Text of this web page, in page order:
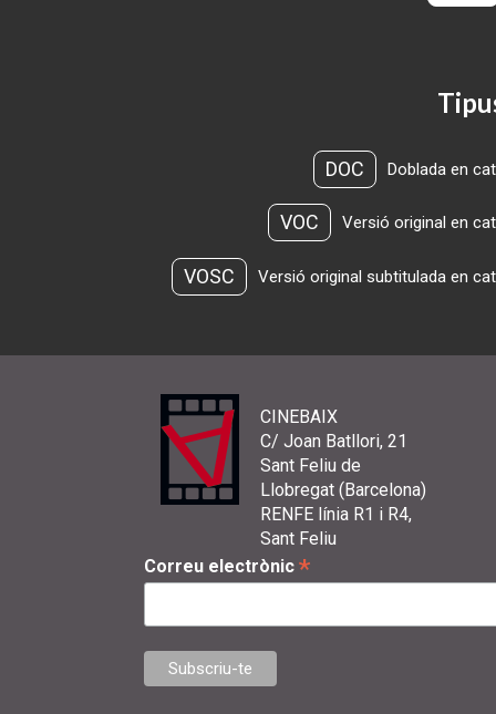
DOC Doblada en
VOC Versió original en
VOSC Versió original subtitulada en
CINEBAIX
C/ Joan Batllori, 21
Sant Feliu de
Llobregat (Barcelona)
RENFE línia R1 i R4,
Sant Feliu
Correu electrònic *